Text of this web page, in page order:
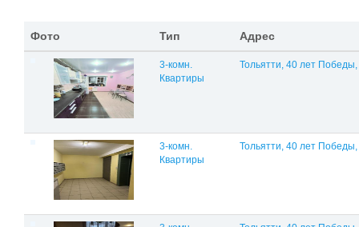
Фото Тип Адрес
3-комн.
Квартиры
Тольятти, 40 лет
3-комн.
Квартиры
Тольятти, 40 лет